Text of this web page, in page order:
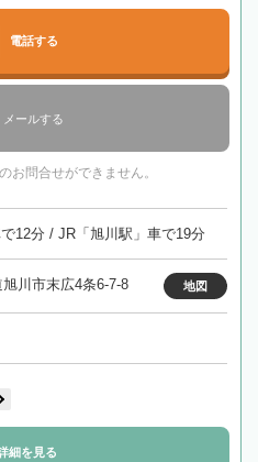
電話する
メールする
お問合せができません。
12分 / JR「旭川駅」車で19分
川市末広4条6-7-8 地図
細を見る